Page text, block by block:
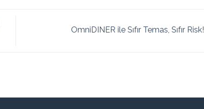
OmniDINER ile Sıfır Temas, Sıfır Risk!